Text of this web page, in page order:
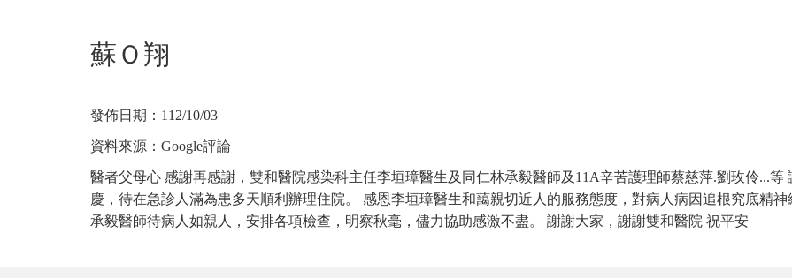
蘇Ｏ翔
發佈日期： 112/10/03
資料來源： Google評論
醫者父母心 感謝再感謝，雙和醫院感染科主任李垣璋醫生及同仁林承毅醫師及11A辛苦護理師蔡慈萍.劉玫伶...
慶，待在急診人滿為患多天順利辦理住院。 感恩李垣璋醫生和藹親切近人的服務態度，對病人病因追根究底精
承毅醫師待病人如親人，安排各項檢查，明察秋毫，儘力協助感激不盡。 謝謝大家，謝謝雙和醫院 祝平安